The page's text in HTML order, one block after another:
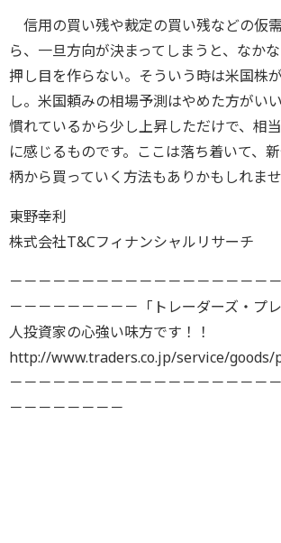
信用の買い残や裁定の買い残などの仮
ら、一旦方向が決まってしまうと、なか
押し目を作らない。そういう時は米国株
し。米国頼みの相場予測はやめた方がい
慣れているから少し上昇しただけで、相
に感じるものです。ここは落ち着いて、
柄から買っていく方法もありかもしれませ
東野幸利
株式会社T&Cフィナンシャルリサーチ
－－－－－－－－－－－－－－－－－－
－－－－－－－－－「トレーダーズ・プ
人投資家の心強い味方です！！
http://www.traders.co.jp/service/goods/
－－－－－－－－－－－－－－－－－－
－－－－－－－－